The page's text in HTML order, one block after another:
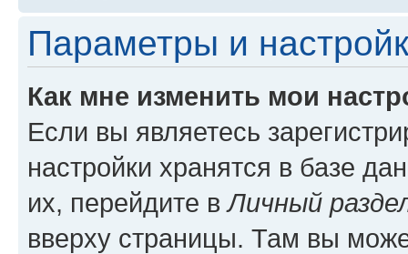
Параметры и
Как мне изменить мои
Если вы являетесь
настройки хранятся в базе
их, перейдите вЛичный
вверху страницы. Там вы